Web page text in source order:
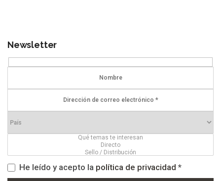
Newsletter
He leído y acepto la política de privacidad *